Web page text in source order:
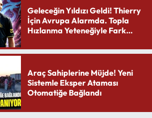
Geleceğin Yıldızı Geldi! Thierry
İçin Avrupa Alarmda. Topla
Hızlanma Yeteneğiyle Fark
Araç Sahiplerine Müjde! Yeni
Sistemle Eksper Ataması
Otomatiğe Bağlandı